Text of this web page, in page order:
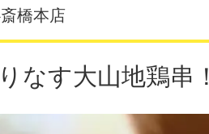
橋本店
なす大山地鶏串！